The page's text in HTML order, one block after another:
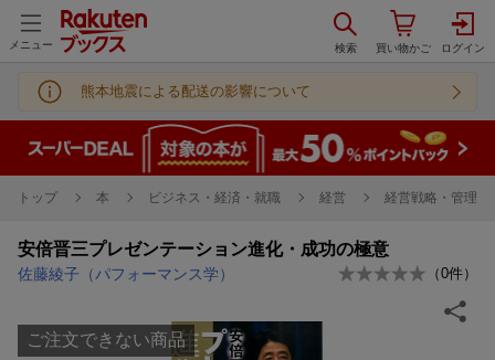
メニュー
熊本地震による配送の影響について
トップ 本 ビジネス・経済・就職 経営 経営戦略・管理
安倍晋三プレゼンテーション進化・成功の極意
佐藤綾子（パフォーマンス学） （0件）
ご注文できない商品